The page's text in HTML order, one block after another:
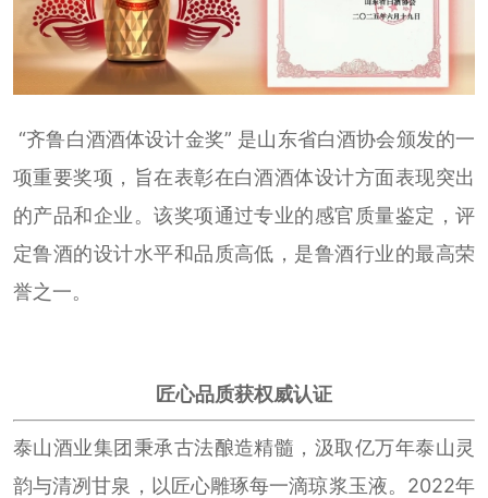
“齐鲁白酒酒体设计金奖” 是山东省白酒协会颁发的一
项重要奖项，旨在表彰在白酒酒体设计方面表现突出
的产品和企业。该奖项通过专业的感官质量鉴定，评
定鲁酒的设计水平和品质高低，是鲁酒行业的最高荣
誉之一。
匠心品质获权威认证
泰山酒业集团秉承古法酿造精髓，汲取亿万年泰山灵
韵与清冽甘泉，以匠心雕琢每一滴琼浆玉液。2022年